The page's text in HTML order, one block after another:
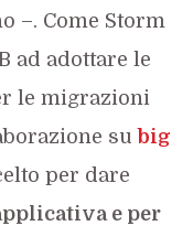
–. Come Storm
ad adottare le
le migrazioni
su big
per dare
e per